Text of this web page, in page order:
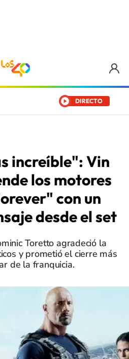
DIRECTO
increíble": Vin
los motores
con un
desde el set
Toretto agradeció la
y prometió el cierre más
de la franquicia.